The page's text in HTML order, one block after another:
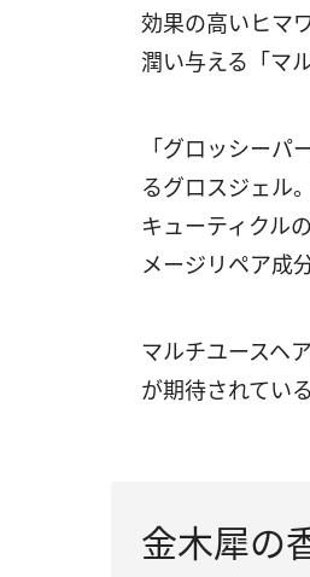
効果の高いヒマ
潤い与える「マ
「グロッシー
るグロスジェル
キューティクル
メージリペア成
マルチユースヘ
が期待されてい
金木犀の